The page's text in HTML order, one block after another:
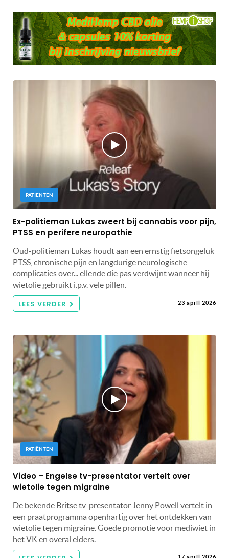
PATIËNTEN
Ex-politieman Lukas zweert bij cannabis voor pijn,
PTSS en perifere neuropathie
Oud-politieman Lukas houdt aan een ernstig fietsongeluk
PTSS, chronische pijn en langdurige neurologische
complicaties over... ellende die pas verdwijnt wanneer hij
wietolie gebruikt i.p.v. vele pillen.
LEES VERDER 23 april 2026
PATIËNTEN
Video – Engelse tv-presentator vertelt over
wietolie tegen migraine
De bekende Britse tv-presentator Jenny Powell vertelt in
een praatprogramma openhartig over het ontdekken van
wietolie tegen migraine. Goede promotie voor mediwiet in
het VK en overal elders.